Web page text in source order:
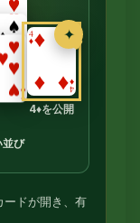
並び
✦
4♦を公開
ドが開き、有